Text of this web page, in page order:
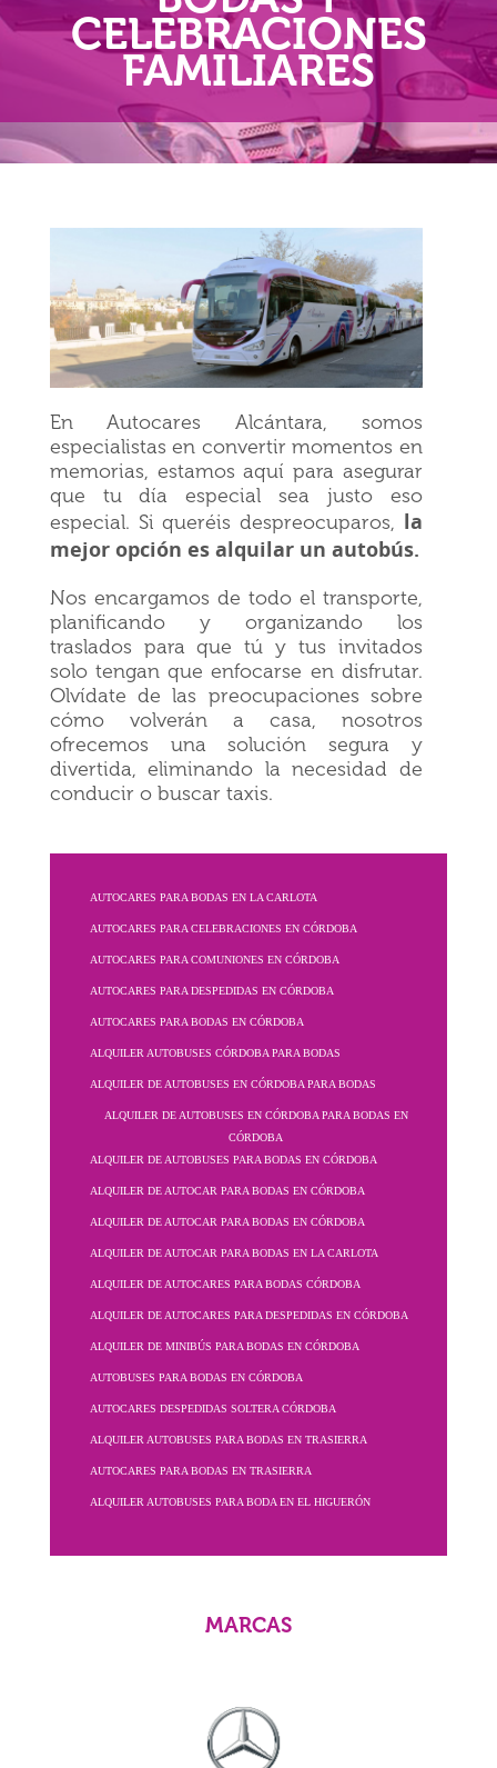
CELEBRACIONES
FAMILIARES
En Autocares Alcántara, somos
especialistas en convertir momentos en
memorias, estamos aquí para asegurar
que tu día especial sea justo eso
especial. Si queréis despreocuparos, la
mejor opción es alquilar un autobús.
Nos encargamos de todo el transporte,
planificando y organizando los
traslados para que tú y tus invitados
solo tengan que enfocarse en disfrutar.
Olvídate de las preocupaciones sobre
cómo volverán a casa, nosotros
ofrecemos una solución segura y
divertida, eliminando la necesidad de
conducir o buscar taxis.
AUTOCARES PARA BODAS EN LA CARLOTA
AUTOCARES PARA CELEBRACIONES EN CÓRDOBA
AUTOCARES PARA COMUNIONES EN CÓRDOBA
AUTOCARES PARA DESPEDIDAS EN CÓRDOBA
AUTOCARES PARA BODAS EN CÓRDOBA
ALQUILER AUTOBUSES CÓRDOBA PARA BODAS
ALQUILER DE AUTOBUSES EN CÓRDOBA PARA BODAS
ALQUILER DE AUTOBUSES EN CÓRDOBA PARA BODAS EN
CÓRDOBA
ALQUILER DE AUTOBUSES PARA BODAS EN CÓRDOBA
ALQUILER DE AUTOCAR PARA BODAS EN CÓRDOBA
ALQUILER DE AUTOCAR PARA BODAS EN CÓRDOBA
ALQUILER DE AUTOCAR PARA BODAS EN LA CARLOTA
ALQUILER DE AUTOCARES PARA BODAS CÓRDOBA
ALQUILER DE AUTOCARES PARA DESPEDIDAS EN CÓRDOBA
ALQUILER DE MINIBÚS PARA BODAS EN CÓRDOBA
AUTOBUSES PARA BODAS EN CÓRDOBA
AUTOCARES DESPEDIDAS SOLTERA CÓRDOBA
ALQUILER AUTOBUSES PARA BODAS EN TRASIERRA
AUTOCARES PARA BODAS EN TRASIERRA
ALQUILER AUTOBUSES PARA BODA EN EL HIGUERÓN
MARCAS